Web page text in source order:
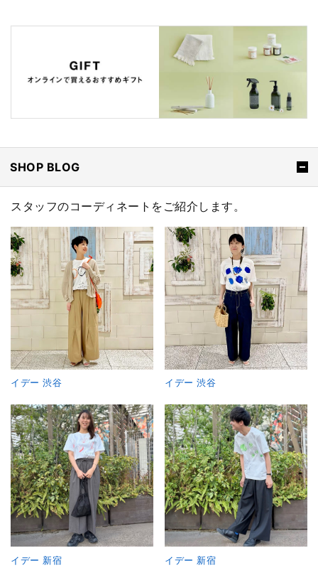
SHOP BLOG
スタッフのコーディネートをご紹介します。
イデー 渋谷 イデー 渋谷
イデー 新宿 イデー 新宿